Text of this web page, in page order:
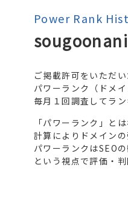
Power Rank
ご掲載許可をいただ
パワーランク（ドメ
毎月１回調査してラ
「パワーランク」と
計算によりドメインの
パワーランクはSEO
という視点で評価・判